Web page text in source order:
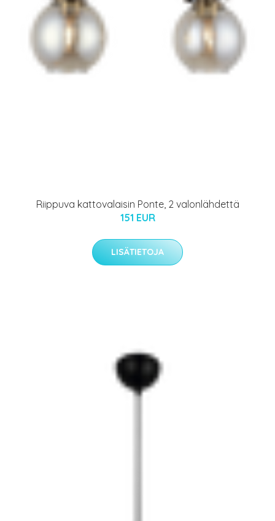
Riippuva kattovalaisin Ponte, 2 valonlähdettä
151 EUR
LISÄTIETOJA